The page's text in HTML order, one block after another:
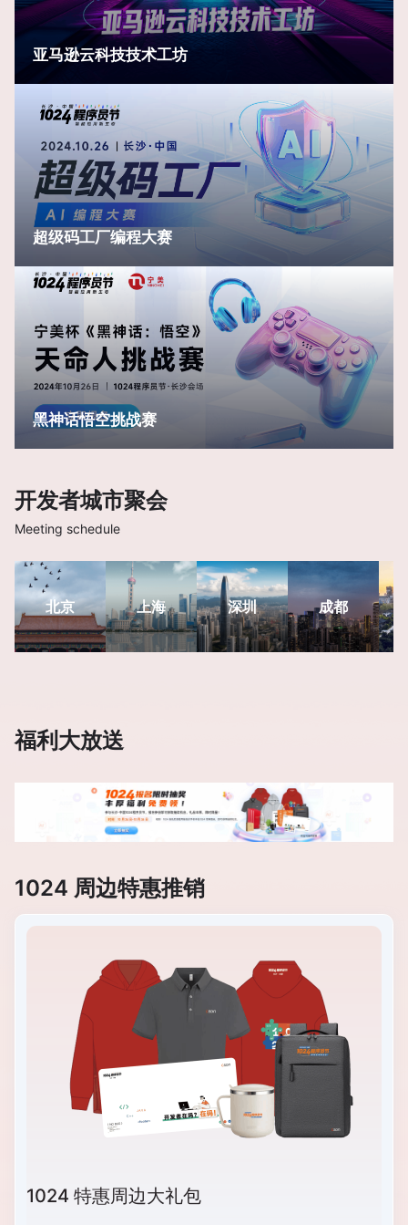
亚马逊云科技技术工坊
超级码工厂编程大赛
黑神话悟空挑战赛
开发者城市聚会
Meeting schedule
北京 上海 深圳 成都
福利大放送
1024 周边特惠推销
1024 特惠周边大礼包